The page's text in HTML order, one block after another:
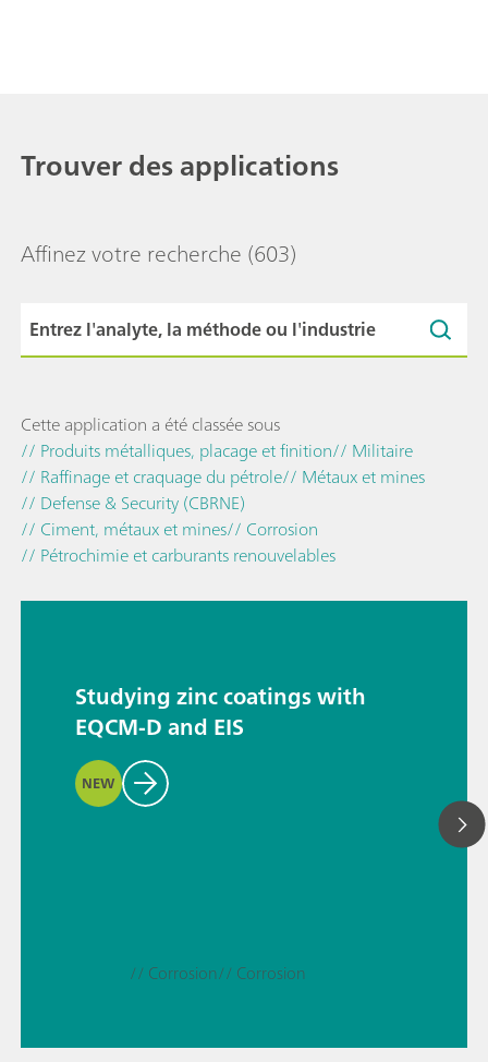
Trouver des applications
Affinez votre recherche (603)
Cette application a été classée sous
// Produits métalliques, placage et finition// Militaire
// Raffinage et craquage du pétrole// Métaux et mines
// Defense & Security (CBRNE)
// Ciment, métaux et mines// Corrosion
// Pétrochimie et carburants renouvelables
Studying zinc coatings with
EQCM-D and EIS
NEW
// Corrosion// Corrosion